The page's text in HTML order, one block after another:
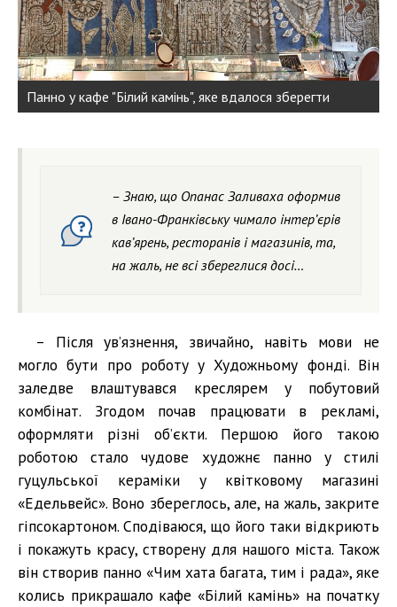
Панно у кафе "Білий камінь", яке вдалося зберегти
– Знаю, що Опанас Заливаха оформив
в Івано-Франківську чимало інтер’єрів
кав’ярень, ресторанів і магазинів, та,
на жаль, не всі збереглися досі…
– Після ув’язнення, звичайно, навіть мови не
могло бути про роботу у Художньому фонді. Він
заледве влаштувався креслярем у побутовий
комбінат. Згодом почав працювати в рекламі,
оформляти різні об’єкти. Першою його такою
роботою стало чудове художнє панно у стилі
гуцульської кераміки у квітковому магазині
«Едельвейс». Воно збереглось, але, на жаль, закрите
гіпсокартоном. Сподіваюся, що його таки відкриють
і покажуть красу, створену для нашого міста. Також
він створив панно «Чим хата багата, тим і рада», яке
колись прикрашало кафе «Білий камінь» на початку